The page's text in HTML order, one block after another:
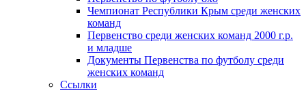
Чемпионат Республики Крым среди женских
команд
Первенство среди женских команд 2000 г.р.
и младше
Документы Первенства по футболу среди
женских команд
Ссылки